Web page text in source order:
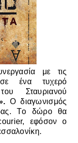
με τις
ένα τυχερό
Σταυριανού
Ο διαγωνισμός
Tο δώρο θα
εφόσον ο